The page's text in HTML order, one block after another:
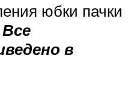
юбки пачки
Все
в